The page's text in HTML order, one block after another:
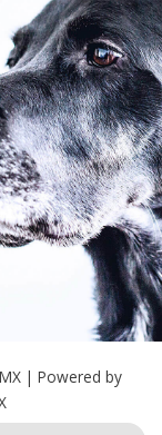
| Powered by